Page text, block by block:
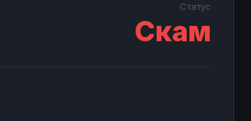
Статус
Скам